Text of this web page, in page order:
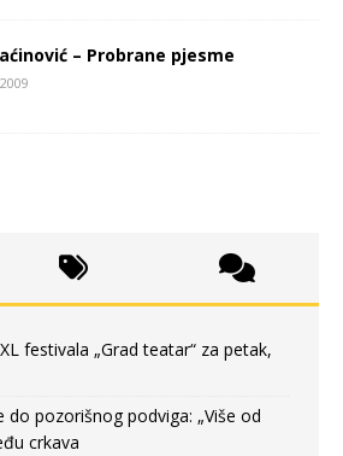
– Probrane pjesme
festivala „Grad teatar“ za petak,
do pozorišnog podviga: „Više od
crkava